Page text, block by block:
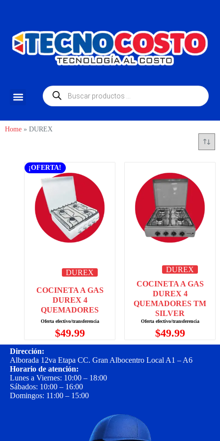
Home » DUREX
¡OFERTA!
DUREX
COCINETA A GAS
DUREX 4
QUEMADORES
$49.99
DUREX
COCINETA A GAS
DUREX 4
QUEMADORES TM
SILVER
$49.99
Dirección:
Alborada 12va Etapa CC. Gran Albocentro Local A1 – A6
Horario de atención:
Lunes a Viernes: 10:00 – 18:00
Sábados: 10:00 – 16:00
Domingos: 11:00 – 15:00